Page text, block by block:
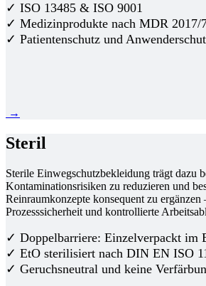
✓ ISO 13485 & ISO 9001
✓ Medizinprodukte nach MDR 2017/
✓ Patientenschutz und
→
Steril
Sterile Einwegschutzbekleidung trägt dazu
Kontaminationsrisiken zu reduzieren und
Reinraumkonzepte konsequent zu ergänzen
Prozesssicherheit und kontrollierte
✓ Doppelbarriere: Einzelverpackt im
✓ EtO sterilisiert nach DIN EN ISO
✓ Geruchsneutral und keine